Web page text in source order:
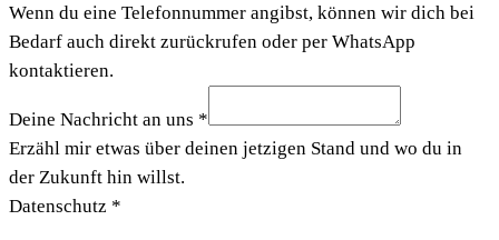
Wenn du eine Telefonnummer angibst, können wir dich bei
Bedarf auch direkt zurückrufen oder per WhatsApp
kontaktieren.
Deine Nachricht an uns *
Erzähl mir etwas über deinen jetzigen Stand und wo du in
der Zukunft hin willst.
Datenschutz *